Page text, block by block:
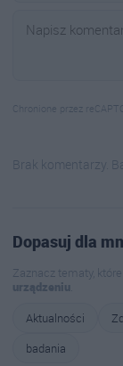
Chronione przez
Brak komentarzy.
Dopasuj dla
Zaznacz tematy,
urządzeniu.
Aktualności
badania